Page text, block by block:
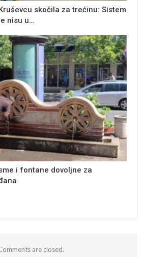
skočila za trećinu: Sistem
nisu u…
i fontane dovoljne za
are closed.